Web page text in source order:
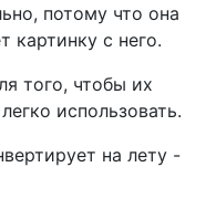
потому что она
картинку с него.
того, чтобы их
использовать.
на лету -